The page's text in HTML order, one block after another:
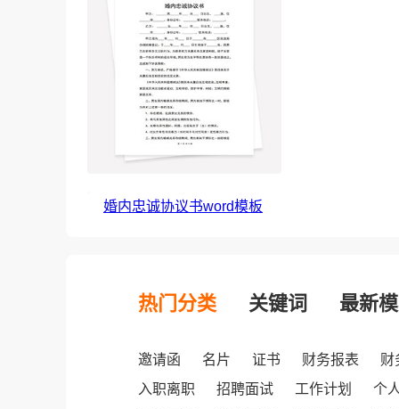
婚内忠诚协议书word模板
热门分类 关键词 最新
邀请函 名片 证书 财务报表
财
入职离职
招聘面试 工作计划
个